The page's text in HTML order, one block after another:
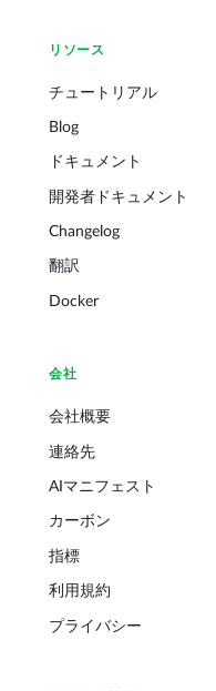
リソース
チュートリアル
Blog
ドキュメント
開発者ドキュメント
Changelog
翻訳
Docker
会社
会社概要
連絡先
AIマニフェスト
カーボン
指標
利用規約
プライバシー